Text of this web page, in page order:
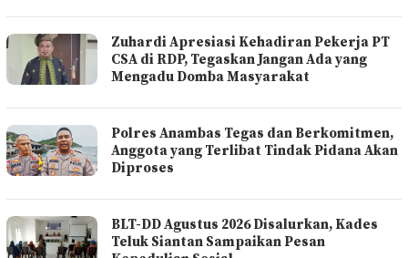
Zuhardi Apresiasi Kehadiran Pekerja PT
CSA di RDP, Tegaskan Jangan Ada yang
Mengadu Domba Masyarakat
Polres Anambas Tegas dan Berkomitmen,
Anggota yang Terlibat Tindak Pidana Akan
Diproses
BLT-DD Agustus 2026 Disalurkan, Kades
Teluk Siantan Sampaikan Pesan